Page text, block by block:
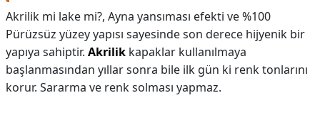
Akrilik mi lake mi?, Ayna yansıması efekti ve %100
Pürüzsüz yüzey yapısı sayesinde son derece hijyenik bir
yapıya sahiptir. Akrilik kapaklar kullanılmaya
başlanmasından yıllar sonra bile ilk gün ki renk tonlarını
korur. Sararma ve renk solması yapmaz.